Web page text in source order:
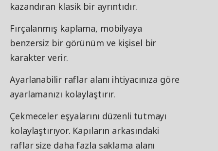
kazandıran klasik bir ayrıntıdır.
Fırçalanmış kaplama, mobilyaya
benzersiz bir görünüm ve kişisel bir
karakter verir.
Ayarlanabilir raflar alanı ihtiyacınıza göre
ayarlamanızı kolaylaştırır.
Çekmeceler eşyalarını düzenli tutmayı
kolaylaştırıyor. Kapıların arkasındaki
raflar size daha fazla saklama alanı